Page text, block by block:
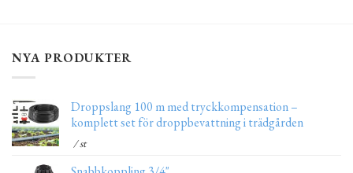
NYA PRODUKTER
Droppslang 100 m med tryckkompensation –
komplett set för droppbevattning i trädgården
/ st